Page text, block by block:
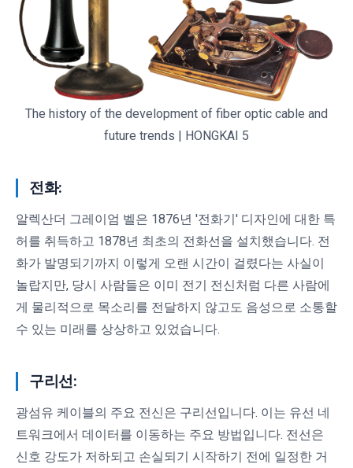
The history of the development of fiber optic cable and
future trends | HONGKAI 5
전화:
알렉산더 그레이엄 벨은 1876년 '전화기' 디자인에 대한 특
허를 취득하고 1878년 최초의 전화선을 설치했습니다. 전
화가 발명되기까지 이렇게 오랜 시간이 걸렸다는 사실이
놀랍지만, 당시 사람들은 이미 전기 전신처럼 다른 사람에
게 물리적으로 목소리를 전달하지 않고도 음성으로 소통할
수 있는 미래를 상상하고 있었습니다.
구리선:
광섬유 케이블의 주요 전신은 구리선입니다. 이는 유선 네
트워크에서 데이터를 이동하는 주요 방법입니다. 전선은
신호 강도가 저하되고 손실되기 시작하기 전에 일정한 거